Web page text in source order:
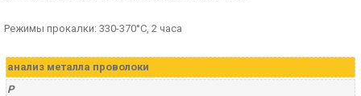
Режимы прокалки: 330-370°С, 2 часа
анализ металла проволоки
P